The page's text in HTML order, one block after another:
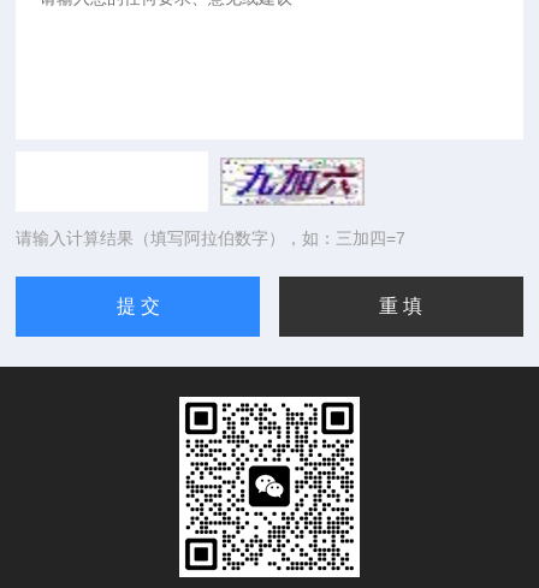
请输入计算结果（填写阿拉伯数字），如：三加四=7